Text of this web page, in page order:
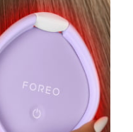
balm
devices
Set
& 18% PAP gel
aging setLED mask
mask
serum
Light Therapy
Serum
預計送達日期8/12/26
預計送達日期 8/12/26
8/12/26
預計送達日期 8/12/26